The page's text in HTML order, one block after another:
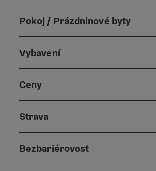
Pokoj / Prázdninové byty
Vybavení
Ceny
Strava
Bezbariérovost